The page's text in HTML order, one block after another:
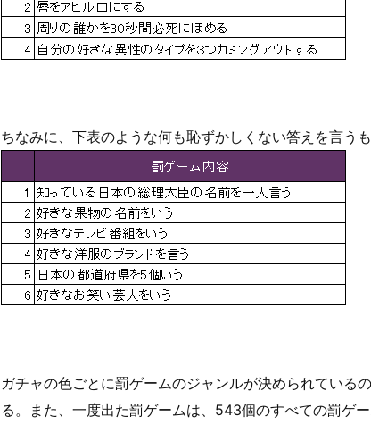
ちなみに、下表のような何も恥ずかしくない答えを言う
ガチャの色ごとに罰ゲームのジャンルが決められてい
る。また、一度出た罰ゲームは、543個のすべての罰ゲ